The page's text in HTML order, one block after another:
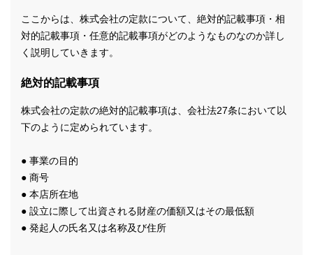
ここからは、株式会社の定款について、絶対的記載事項・相
対的記載事項・任意的記載事項がどのようなものなのか詳し
く説明していきます。
絶対的記載事項
株式会社の定款の絶対的記載事項は、会社法27条において以
下のように定められています。
● 事業の目的
● 商号
● 本店所在地
● 設立に際して出資される財産の価額又はその最低額
● 発起人の氏名又は名称及び住所